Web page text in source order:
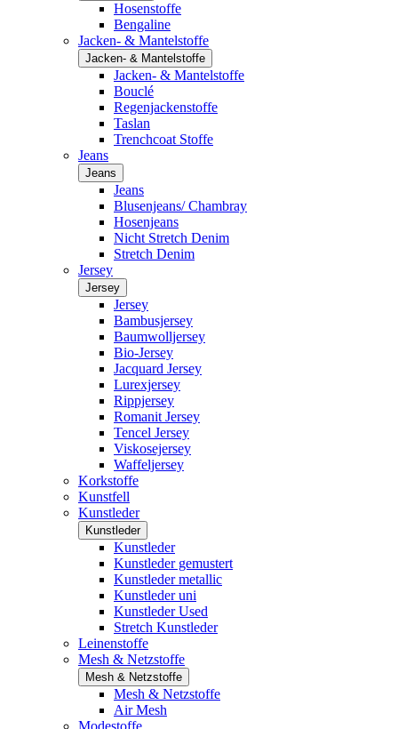
Hosenstoffe
Bengaline
Jacken- & Mantelstoffe
Jacken- & Mantelstoffe
Jacken- & Mantelstoffe
Bouclé
Regenjackenstoffe
Taslan
Trenchcoat Stoffe
Jeans
Jeans
Jeans
Blusenjeans/ Chambray
Hosenjeans
Nicht Stretch Denim
Stretch Denim
Jersey
Jersey
Jersey
Bambusjersey
Baumwolljersey
Bio-Jersey
Jacquard Jersey
Lurexjersey
Rippjersey
Romanit Jersey
Tencel Jersey
Viskosejersey
Waffeljersey
Korkstoffe
Kunstfell
Kunstleder
Kunstleder
Kunstleder
Kunstleder gemustert
Kunstleder metallic
Kunstleder uni
Kunstleder Used
Stretch Kunstleder
Leinenstoffe
Mesh & Netzstoffe
Mesh & Netzstoffe
Mesh & Netzstoffe
Air Mesh
Modestoffe